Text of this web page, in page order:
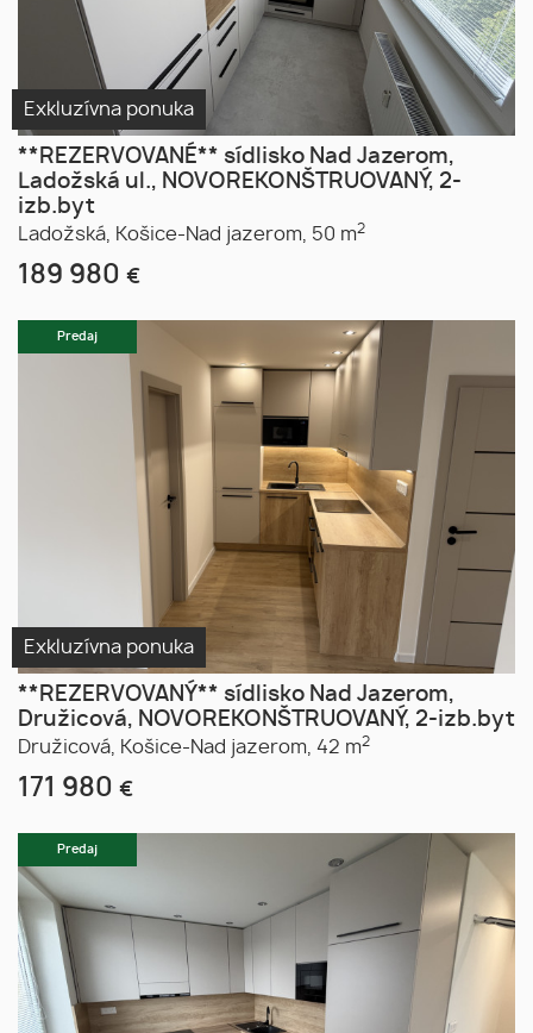
Exkluzívna ponuka
**REZERVOVANÉ** sídlisko Nad Jazerom,
Ladožská ul., NOVOREKONŠTRUOVANÝ, 2-
izb.byt
Ladožská, Košice-Nad jazerom, 50 m2
189 980 €
Exkluzívna ponuka
Predaj
**REZERVOVANÝ** sídlisko Nad Jazerom,
Družicová, NOVOREKONŠTRUOVANÝ, 2-izb.byt
Družicová, Košice-Nad jazerom, 42 m2
171 980 €
Predaj